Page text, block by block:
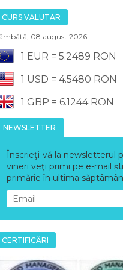
CURS VALUTAR
08 august 2026
1 EUR = 5.2489 RON
1 USD = 4.5480 RON
1 GBP = 6.1244 RON
NEWSLETTER
Înscrieţi-vă la newsletterul
vineri veţi primi pe e-mail
primărie în ultima
CERTIFICĂRI